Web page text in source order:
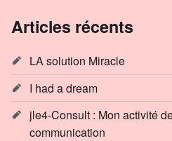
Articles récents
LA solution Miracle
I had a dream
jle4-Consult : Mon activité
communication